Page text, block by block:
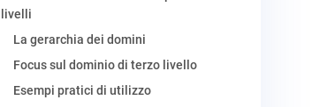
livelli
La gerarchia dei domini
Focus sul dominio di terzo livello
Esempi pratici di utilizzo